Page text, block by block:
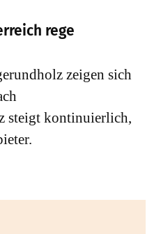
rege
zeigen sich
steigt kontinuierlich,